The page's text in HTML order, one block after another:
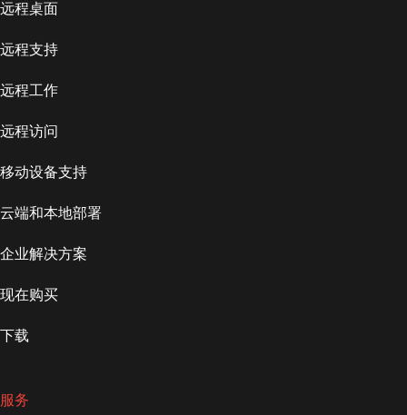
远程桌面
远程支持
远程工作
远程访问
移动设备支持
云端和本地部署
企业解决方案
现在购买
下载
服务